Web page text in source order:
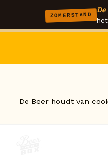
ZOMERSTAND
De
De Beer houdt van